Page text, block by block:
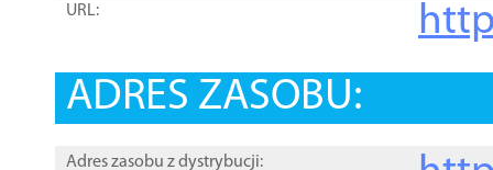
URL:
ADRES ZASOBU:
Adres zasobu z dystrybucji: